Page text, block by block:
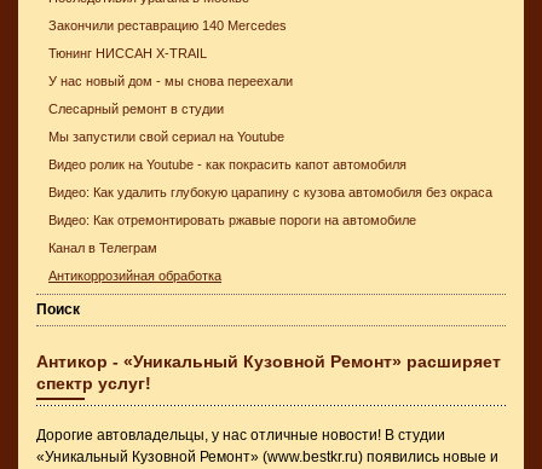
Закончили реставрацию 140 Mercedes
Тюнинг НИССАН X-TRAIL
У нас новый дом - мы снова переехали
Слесарный ремонт в студии
Мы запустили свой сериал на Youtube
Видео ролик на Youtube - как покрасить капот автомобиля
Видео: Как удалить глубокую царапину с кузова автомобиля без окраса
Видео: Как отремонтировать ржавые пороги на автомобиле
Канал в Телеграм
Антикоррозийная обработка
Поиск
Антикор - «Уникальный Кузовной Ремонт» расширяет
спектр услуг!
Дорогие автовладельцы, у нас отличные новости! В студии
«Уникальный Кузовной Ремонт» (www.bestkr.ru) появились новые и